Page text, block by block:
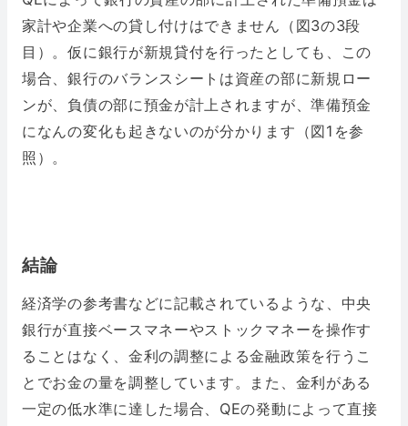
家計や企業への貸し付けはできません（図3の3段
目）。仮に銀行が新規貸付を行ったとしても、この
場合、銀行のバランスシートは資産の部に新規ロー
ンが、負債の部に預金が計上されますが、準備預金
になんの変化も起きないのが分かります（図1を参
照）。
結論
経済学の参考書などに記載されているような、中央
銀行が直接ベースマネーやストックマネーを操作す
ることはなく、金利の調整による金融政策を行うこ
とでお金の量を調整しています。また、金利がある
一定の低水準に達した場合、QEの発動によって直接